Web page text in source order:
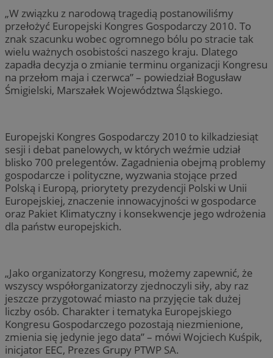
„W związku z narodową tragedią postanowiliśmy
przełożyć Europejski Kongres Gospodarczy 2010. To
znak szacunku wobec ogromnego bólu po stracie tak
wielu ważnych osobistości naszego kraju. Dlatego
zapadła decyzja o zmianie terminu organizacji Kongresu
na przełom maja i czerwca” – powiedział Bogusław
Śmigielski, Marszałek Województwa Śląskiego.
Europejski Kongres Gospodarczy 2010 to kilkadziesiąt
sesji i debat panelowych, w których weźmie udział
blisko 700 prelegentów. Zagadnienia obejmą problemy
gospodarcze i polityczne, wyzwania stojące przed
Polską i Europą, priorytety prezydencji Polski w Unii
Europejskiej, znaczenie innowacyjności w gospodarce
oraz Pakiet Klimatyczny i konsekwencje jego wdrożenia
dla państw europejskich.
„Jako organizatorzy Kongresu, możemy zapewnić, że
wszyscy współorganizatorzy zjednoczyli siły, aby raz
jeszcze przygotować miasto na przyjęcie tak dużej
liczby osób. Charakter i tematyka Europejskiego
Kongresu Gospodarczego pozostają niezmienione,
zmienia się jedynie jego data” – mówi Wojciech Kuśpik,
inicjator EEC, Prezes Grupy PTWP SA.